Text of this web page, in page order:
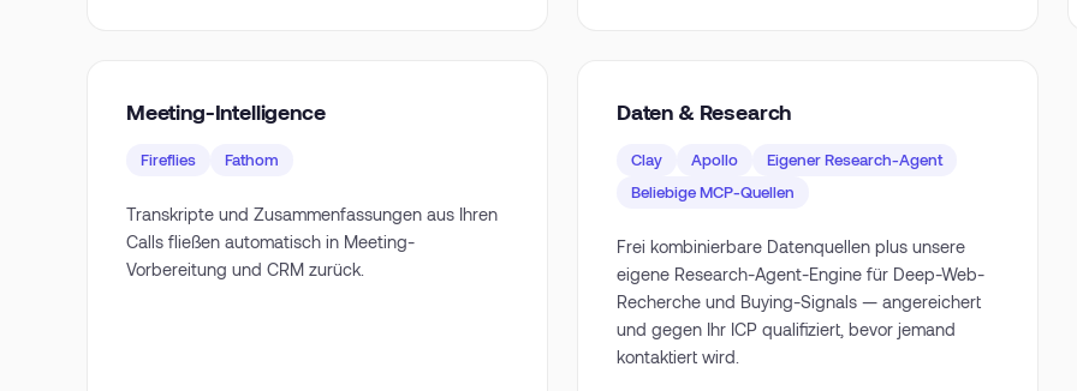
Meeting-Intelligence
Fireflies Fathom
Transkripte und Zusammenfassungen aus Ihren
Calls fließen automatisch in Meeting-
Vorbereitung und CRM zurück.
Daten & Research
Clay Apollo
Eigener Research-Agent
Beliebige MCP-Quellen
Frei kombinierbare Datenquellen plus unsere
eigene Research-Agent-Engine für Deep-Web-
Recherche und Buying-Signals — angereichert
und gegen Ihr ICP qualifiziert, bevor jemand
kontaktiert wird.